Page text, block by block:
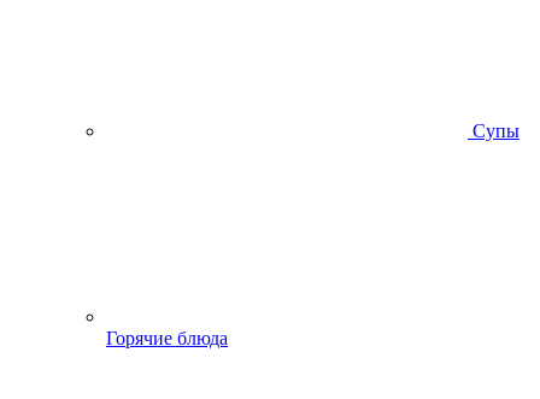
Супы
Горячие блюда